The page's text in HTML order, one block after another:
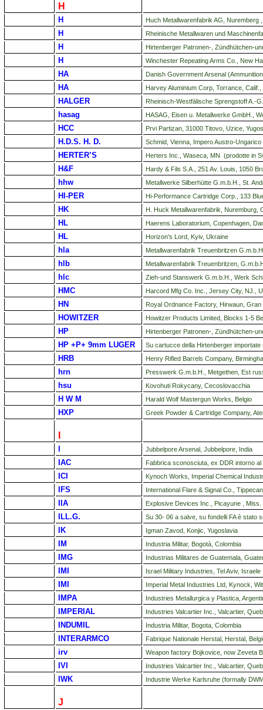
H
H Huch Metallwarenfabrik AG, Nuremberg
H Rheinische Metallwaren und
H Hirtenberger Patronen-, Zündhütchen-
H Winchester Repeating Arms Co., New
HA Danish Government Arsenal
HA Harvey Aluminium Corp, Torrance,
HALGER Rheinisch-Westfälische Sprengstoff A.-
hasag HASAG, Eisen u. Metallwerke GmbH.,
HCC Prvi Partizan, 31000 Titovo, Uzice,
H.D.S. H. D. Schmid, Vienna, Impero Austro-Ungarico
HERTER’S Herters Inc., Waseca, MN (prodotte in
H&F Hardy & Fils S.A., 251 Av. Louis, 1050
hhw Metallwerke Silberhütte G.m.b.H., St.
HI-PER Hi-Performance Cartridge Corp., 133
HK H. Huck Metallwarenfabrik, Nuremburg,
HL Haerens Laboratorium, Copenhagen,
HL Horizon's Lord, Kyiv, Ukraine
hla Metallwarenfabrik Treuenbritzen
hlb Metallwarenfabrik Treuenbritzen,
hlc Zieh-und Stanswerk G.m.b.H., Werk
HMC Harcord Mfg Co. Inc., Jersey City, NJ.,
HN Royal Ordnance Factory, Hirwaun, Gran
HOWITZER Howitzer Products Limited, Blocks 1-5
HP Hirtenberger Patronen-, Zündhütchen-
HP +P+ 9mm LUGER Su cartucce della Hirtenberger
HRB Henry Rifled Barrels Company,
hrn Presswerk G.m.b.H., Metgethen, Est
hsu Kovohuti Rokycany, Cecoslovacchia
H W M Harald Wolf Mastergun Works, Belgio
HXP Greek Powder & Cartridge Company,
Jubbelpore Arsenal, Jubbelpore, India
IAC Fabbrica sconosciuta, ex DDR intorno al
ICI Kynoch Works, Imperial Chemical
IFS International Flare & Signal Co.,
IIA Explosive Devices Inc., Picayune , Miss.
ILL.G. Su 30- 06 a salve, su fondelli FA è stato
IK Igman Zavod, Konjic, Yugoslavia
IM Industria Militar, Bogotà, Colombia
IMG Industrias Militares de Guatemala,
IMI Israel Military Industries, Tel Aviv, Israele
IMI Imperial Metal Industries Ltd, Kynock,
IMPA Industries Metallurgica y Plastica,
IMPERIAL Industries Valcartier Inc., Valcartier,
INDUMIL Industria Militar, Bogota, Colombia
INTERARMCO Fabrique Nationale Herstal, Herstal,
irv Weapon factory Bojkovice, now Zeveta
IVI Industries Valcartier Inc., Valcartier,
IWK Industrie Werke Karlsruhe (formally
J